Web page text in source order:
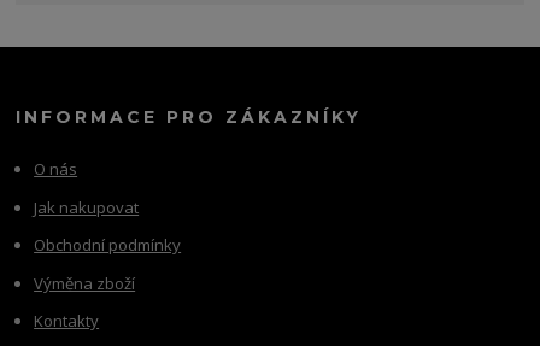
INFORMACE PRO ZÁKAZNÍKY
O nás
Jak nakupovat
Obchodní podmínky
Výměna zboží
Kontakty